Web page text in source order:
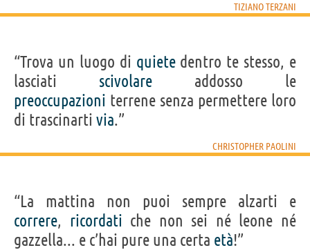
TIZIANO TERZANI
“Trova un luogo di quietedentro te stesso, e
lasciati scivolare addosso le
preoccupazioni terrene senza permettere loro
di trascinarti via.”
CHRISTOPHER PAOLINI
“La mattina non puoi sempre alzarti e
correre, ricordati che non sei né leone né
gazzella... e c’hai pure una certa età!”